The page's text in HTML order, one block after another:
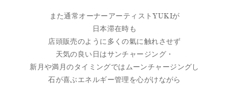
また通常オーナーアーティストYUKIが
日本滞在時も
店頭販売のように多くの氣に触れさせず
天気の良い日はサンチャージング・
新月や満月のタイミングではムーンチャージングし
石が喜ぶエネルギー管理を心がけながら